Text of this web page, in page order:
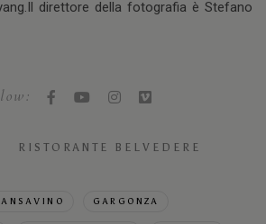
direttore della fotografia è Stefano
RISTORANTE BELVEDERE
GARGONZA